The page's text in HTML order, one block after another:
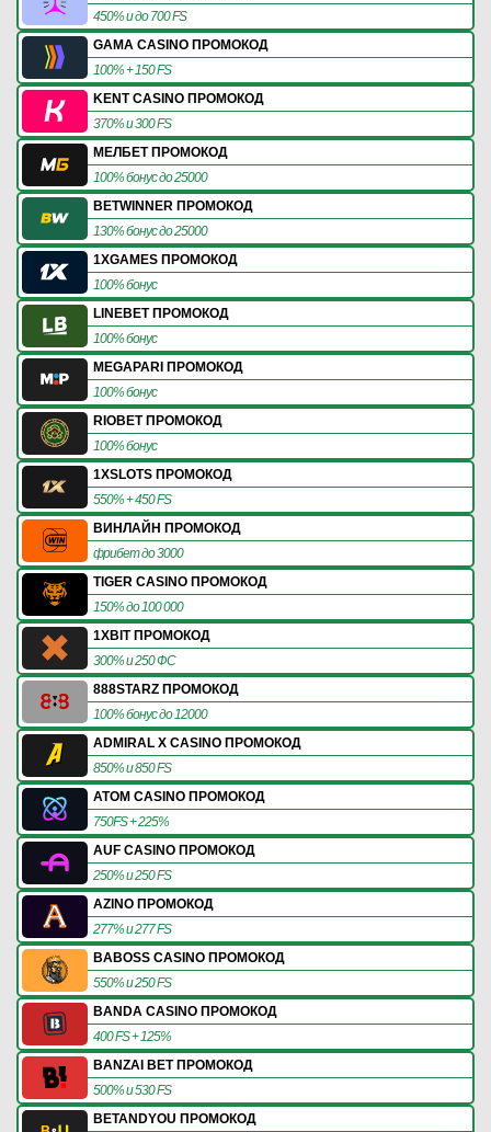
450% и до 700 FS
GAMA CASINO ПРОМОКОД
100% + 150 FS
KENT CASINO ПРОМОКОД
370% и 300 FS
МЕЛБЕТ ПРОМОКОД
100% бонус до 25000
BETWINNER ПРОМОКОД
130% бонус до 25000
1XGAMES ПРОМОКОД
100% бонус
LINEBET ПРОМОКОД
100% бонус
MEGAPARI ПРОМОКОД
100% бонус
RIOBET ПРОМОКОД
100% бонус
1XSLOTS ПРОМОКОД
550% + 450 FS
ВИНЛАЙН ПРОМОКОД
фрибет до 3000
TIGER CASINO ПРОМОКОД
150% до 100 000
1XBIT ПРОМОКОД
300% и 250 ФС
888STARZ ПРОМОКОД
100% бонус до 12000
ADMIRAL X CASINO ПРОМОКОД
850% и 850 FS
ATOM CASINO ПРОМОКОД
750FS + 225%
AUF CASINO ПРОМОКОД
250% и 250 FS
AZINO ПРОМОКОД
277% и 277 FS
BABOSS CASINO ПРОМОКОД
550% и 250 FS
BANDA CASINO ПРОМОКОД
400 FS + 125%
BANZAI BET ПРОМОКОД
500% и 530 FS
BETANDYOU ПРОМОКОД